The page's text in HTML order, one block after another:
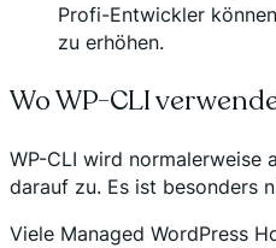
Profi-Entwickler
zu erhöhen.
Wo WP-CLI
WP-CLI wird normalerweise
darauf zu. Es ist besonders
Viele Managed WordPress